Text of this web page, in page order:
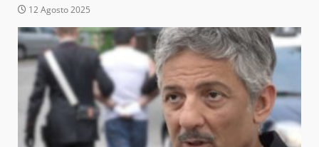
12 Agosto 2025